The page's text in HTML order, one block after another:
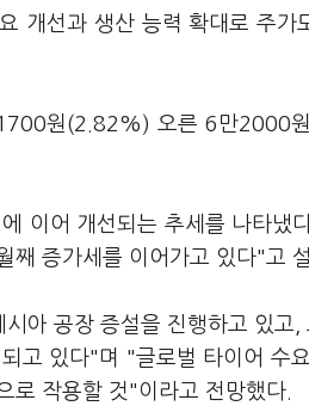
개선과 생산 능력 확대로 주가
원(2.82%) 오른 6만2000원
이어 개선되는 추세를 나타냈
째 증가세를 이어가고 있다"고
아 공장 증설을 진행하고 있고
고 있다"며 "글로벌 타이어 수
로 작용할 것"이라고 전망했다.